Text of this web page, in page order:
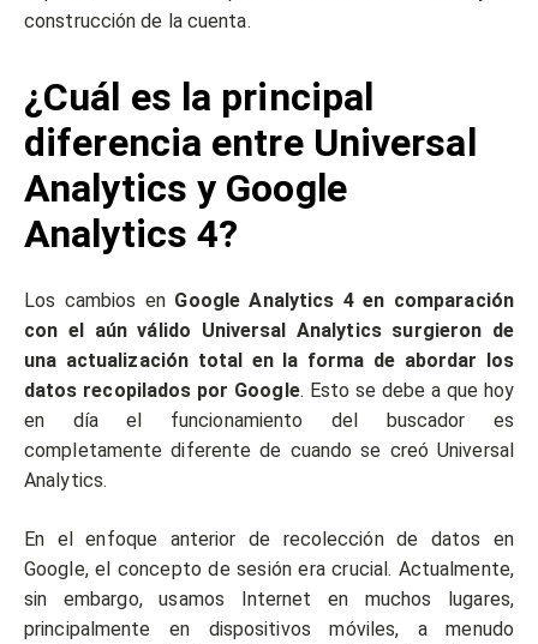
construcción de la cuenta.
¿Cuál es la principal
diferencia entre Universal
Analytics y Google
Analytics 4?
Los cambios en Google Analytics 4 en comparación
con el aún válido Universal Analytics surgieron de
una actualización total en la forma de abordar los
datos recopilados por Google. Esto se debe a que hoy
en día el funcionamiento del buscador es
completamente diferente de cuando se creó Universal
Analytics.
En el enfoque anterior de recolección de datos en
Google, el concepto de sesión era crucial. Actualmente,
sin embargo, usamos Internet en muchos lugares,
principalmente en dispositivos móviles, a menudo